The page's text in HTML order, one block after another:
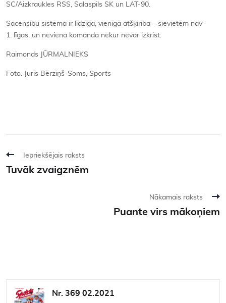
SC/Aizkraukles RSS, Salaspils SK un LAT-90.
Sacensību sistēma ir līdzīga, vienīgā atšķirība – sievietēm nav
1. līgas, un neviena komanda nekur nevar izkrist.
Raimonds JŪRMALNIEKS
Foto: Juris Bērziņš-Soms, Sports
Iepriekšējais raksts
Tuvāk zvaigznēm
Nākamais raksts
Puante virs mākoņiem
Nr. 369 02.2021